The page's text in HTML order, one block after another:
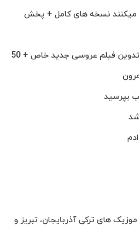
میکنند نسخه های کامل + پخش
فیلم عروسی جدید خاص + 50
بپرسید
شد
های ترکی آذربایجان، تبریز و